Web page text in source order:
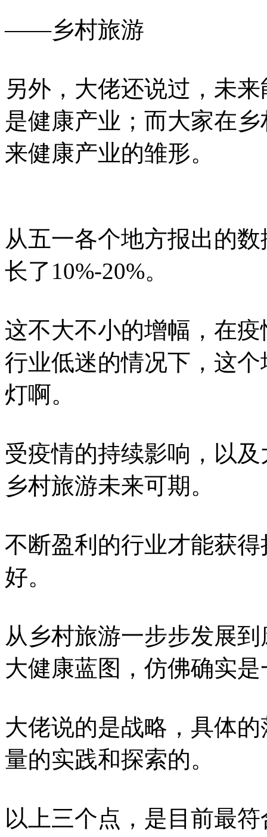
——乡村旅游
另外，大佬还说过，未
是健康产业；而大家在
来健康产业的雏形。
从五一各个地方报出的
长了10%-20%。
这不大不小的增幅，在
行业低迷的情况下，这
灯啊。
受疫情的持续影响，以
乡村旅游未来可期。
不断盈利的行业才能获
好。
从乡村旅游一步步发展
大健康蓝图，仿佛确实
大佬说的是战略，具体
量的实践和探索的。
以上三个点，是目前最